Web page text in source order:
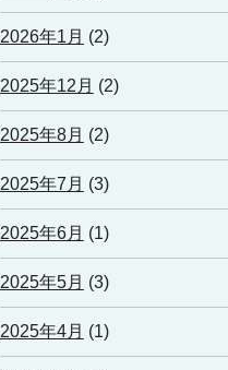
2026年1月 (2)
2025年12月 (2)
2025年8月 (2)
2025年7月 (3)
2025年6月 (1)
2025年5月 (3)
2025年4月 (1)